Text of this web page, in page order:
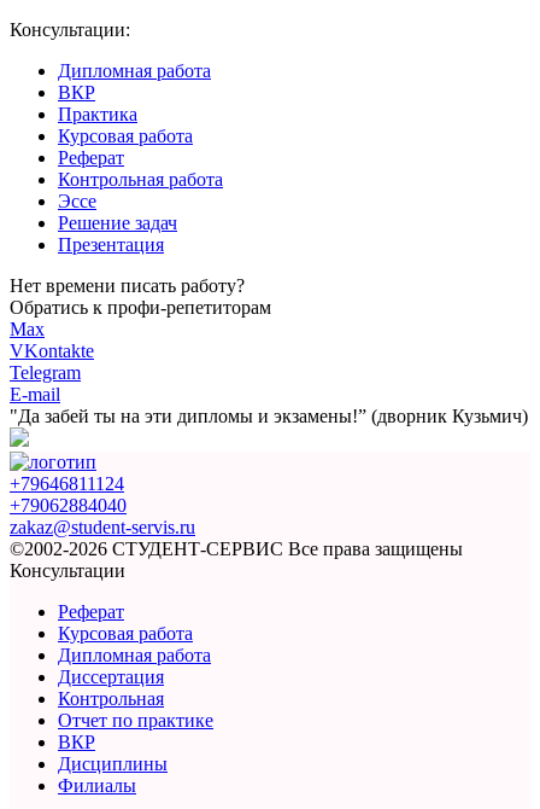
Консультации:
Дипломная работа
ВКР
Практика
Курсовая работа
Реферат
Контрольная работа
Эссе
Решение задач
Презентация
Нет времени писать работу?
Обратись к профи-репетиторам
Max
VKontakte
Telegram
E-mail
"Да забей ты на эти дипломы и экзамены!” (дворник Кузьмич)
+79646811124
+79062884040
zakaz@student-servis.ru
©2002-2026 СТУДЕНТ-СЕРВИС Все права защищены
Консультации
Реферат
Курсовая работа
Дипломная работа
Диссертация
Контрольная
Отчет по практике
ВКР
Дисциплины
Филиалы